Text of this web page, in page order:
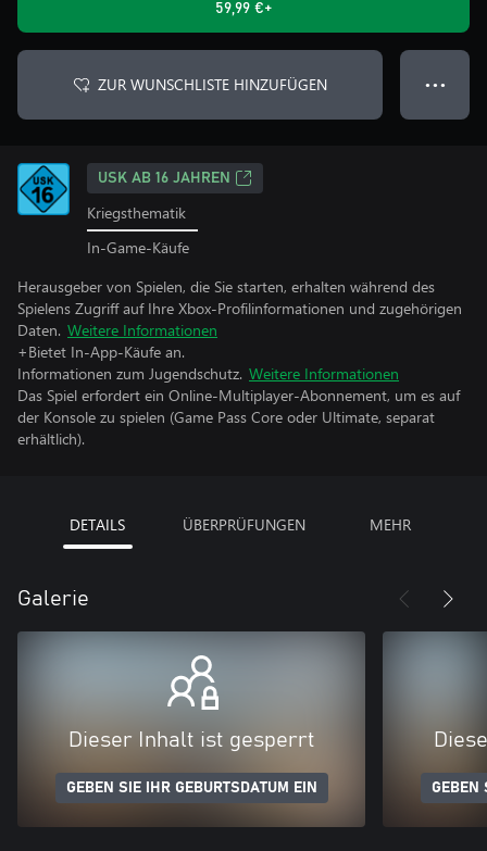
59,99 €+
ZUR WUNSCHLISTE HINZUFÜGEN ● ● ●
USK AB 16 JAHREN
Kriegsthematik
In-Game-Käufe
Herausgeber von Spielen, die Sie starten, erhalten während des
Spielens Zugriff auf Ihre Xbox-Profilinformationen und zugehörigen
Daten. Weitere Informationen
+Bietet In-App-Käufe an.
Informationen zum Jugendschutz. Weitere Informationen
Das Spiel erfordert ein Online-Multiplayer-Abonnement, um es auf
der Konsole zu spielen (Game Pass Core oder Ultimate, separat
erhältlich).
DETAILS ÜBERPRÜFUNGEN MEHR
Galerie
Dieser Inhalt ist gesperrt
GEBEN SIE IHR GEBURTSDATUM EIN GEBEN